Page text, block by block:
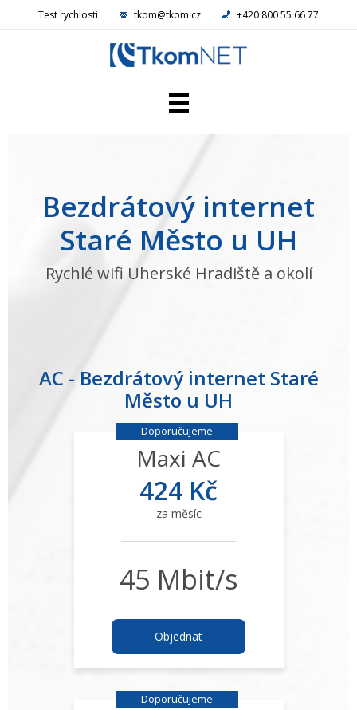
Test rychlosti tkom@tkom.cz +420 800 55 66 77
Domácí NET
Telefon
Reference
Kamery
Kariéra
Bezdrátový internet
Staré Město u UH
Rychlé wifi Uherské Hradiště a okolí
AC - Bezdrátový internet Staré
Město u UH
Doporučujeme
Maxi AC
424 Kč
za měsíc
45 Mbit/s
Objednat
Doporučujeme